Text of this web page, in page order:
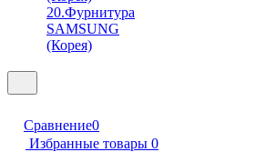
20.Фурнитура
SAMSUNG
(Корея)
Сравнение0
Избранные товары 0